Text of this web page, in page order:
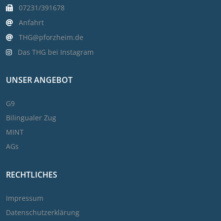
07231/391678
Anfahrt
THG@pforzheim.de
Das THG bei Instagram
UNSER ANGEBOT
G9
Bilingualer Zug
MINT
AGs
RECHTLICHES
Impressum
Datenschutzerklärung